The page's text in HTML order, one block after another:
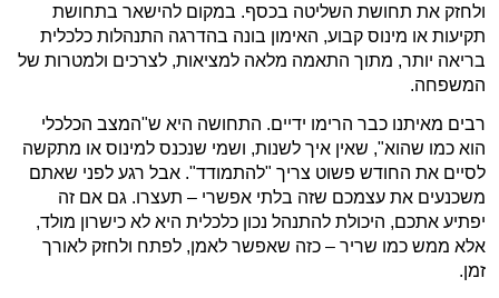
ולחזק את תחושת השליטה בכסף. במקום להישאר בתחושת
תקיעות או מינוס קבוע, האימון בונה בהדרגה התנהלות כלכלית
בריאה יותר, מתוך התאמה מלאה למציאות, לצרכים ולמטרות של
המשפחה.
רבים מאיתנו כבר הרימו ידיים. התחושה היא ש"המצב הכלכלי
הוא כמו שהוא", שאין איך לשנות, ושמי שנכנס למינוס או מתקשה
לסיים את החודש פשוט צריך "להתמודד". אבל רגע לפני שאתם
משכנעים את עצמכם שזה בלתי אפשרי – תעצרו. גם אם זה
יפתיע אתכם, היכולת להתנהל נכון כלכלית היא לא כישרון מולד,
אלא ממש כמו שריר – כזה שאפשר לאמן, לפתח ולחזק לאורך
זמן.